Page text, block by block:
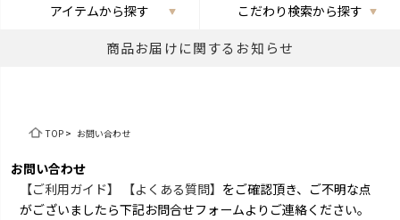
アイテムから探す こだわり検索から探す
商品お届けに関するお知らせ
TOP> お問い合わせ
お問い合わせ
【ご利用ガイド】
【よくある質問】 をご確認頂き、ご不明な点
がございましたら下記お問合せフォームよりご連絡ください。